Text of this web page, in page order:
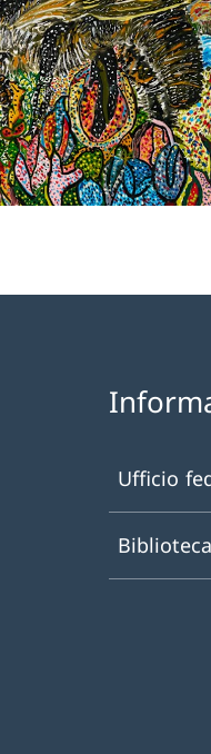
Ufficio